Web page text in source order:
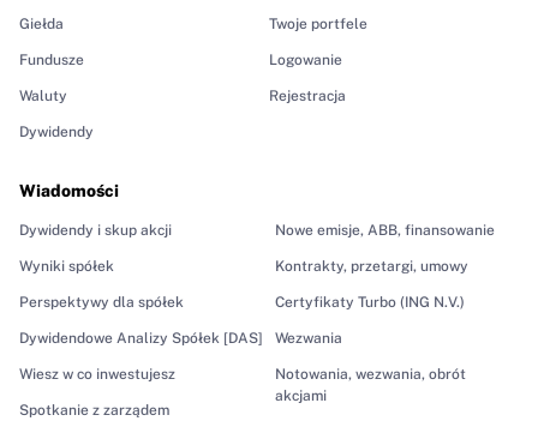
Giełda
Fundusze
Waluty
Dywidendy
Wiadomości
Dywidendy i skup akcji
Wyniki spółek
Perspektywy dla spółek
Dywidendowe Analizy Spółek [DAS]
Wiesz w co inwestujesz
Spotkanie z zarządem
Nowe emisje, ABB, finansowanie
Kontrakty, przetargi, umowy
Certyfikaty Turbo (ING N.V.)
Wezwania
Notowania, wezwania, obrót
akcjami
Twoje portfele
Logowanie
Rejestracja